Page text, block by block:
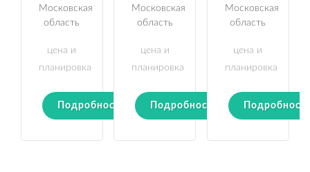
Московская
область
цена и
планировка
Подробности
Московская
область
цена и
планировка
Подробности
Московская
область
цена и
планировка